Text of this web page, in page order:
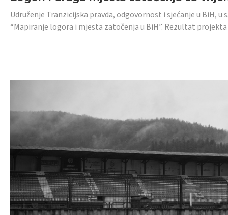
Udruženje Tranzicijska pravda, odgovornost i sjećanje u BiH,
“Mapiranje logora i mjesta zatočenja u BiH”. Rezultat